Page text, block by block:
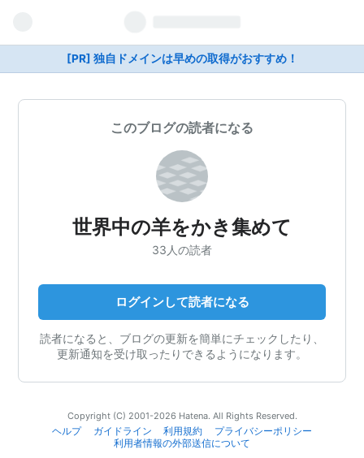
[PR] 独自ドメインは早めの取得がおすすめ！
このブログの読者になる
世界中の羊をかき集めて
33人の読者
ログインして読者になる
読者になると、ブログの更新を簡単にチェックしたり、
更新通知を受け取ったりできるようになります。
Copyright (C) 2001-2026 Hatena. All Rights Reserved.
ヘルプ
ガイドライン 利用規約
プライバシーポリシー
利用者情報の外部送信について